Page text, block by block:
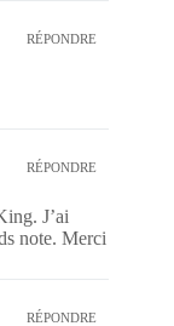
RÉPONDRE
RÉPONDRE
J’ai
note. Merci
RÉPONDRE